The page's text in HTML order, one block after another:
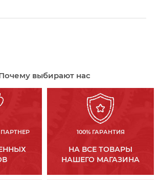
выбирают нас
100% ГАРАНТИЯ
НА ВСЕ ТОВАРЫ
НАШЕГО МАГАЗИНА